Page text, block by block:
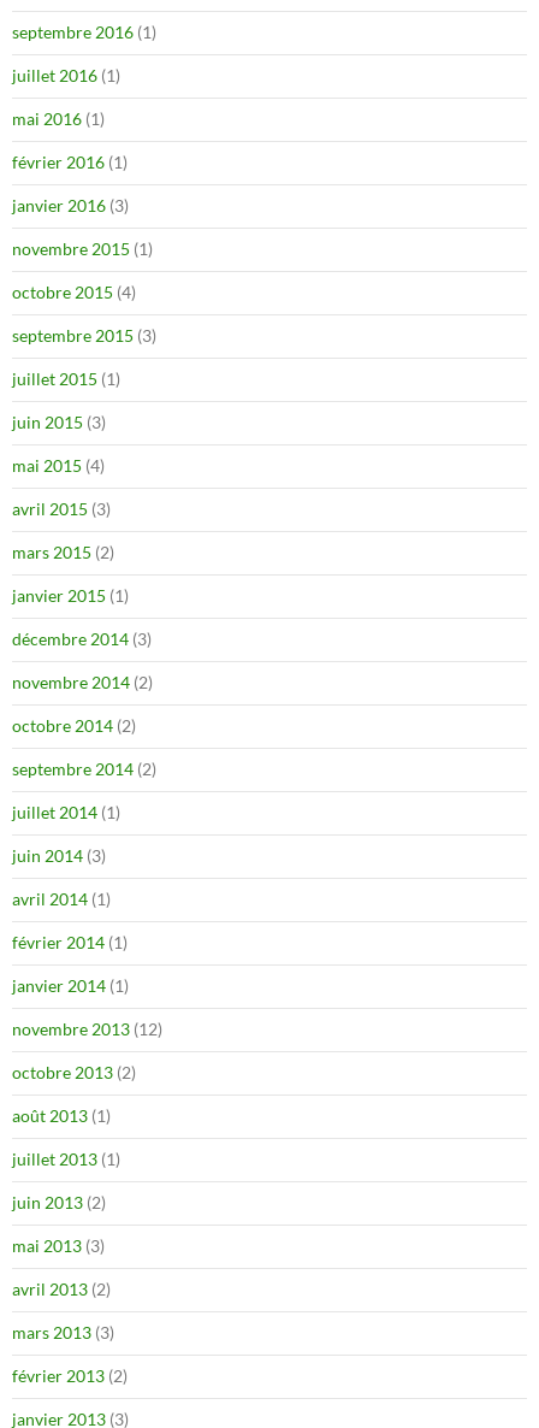
septembre 2016 (1)
juillet 2016 (1)
mai 2016 (1)
février 2016 (1)
janvier 2016 (3)
novembre 2015 (1)
octobre 2015 (4)
septembre 2015 (3)
juillet 2015 (1)
juin 2015 (3)
mai 2015 (4)
avril 2015 (3)
mars 2015 (2)
janvier 2015 (1)
décembre 2014 (3)
novembre 2014 (2)
octobre 2014 (2)
septembre 2014 (2)
juillet 2014 (1)
juin 2014 (3)
avril 2014 (1)
février 2014 (1)
janvier 2014 (1)
novembre 2013 (12)
octobre 2013 (2)
août 2013 (1)
juillet 2013 (1)
juin 2013 (2)
mai 2013 (3)
avril 2013 (2)
mars 2013 (3)
février 2013 (2)
janvier 2013 (3)